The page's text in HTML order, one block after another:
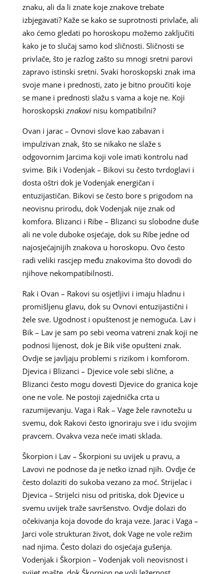
znaku, ali da li znate koje znakove trebate
izbjegavati? Kaže se kako se suprotnosti privlače, ali
ako ćemo gledati po horoskopu možemo zaključiti
kako je to slučaj samo kod sličnosti. Sličnosti se
privlače, što je razlog zašto su mnogi sretni parovi
zapravo istinski sretni. Svaki horoskopski znak ima
svoje mane i prednosti, zato je bitno proučiti koje
se mane i prednosti slažu s vama a koje ne. Koji
horoskopskiznakovinisu kompatibilni?
Ovan i jarac – Ovnovi slove kao zabavan i
impulzivan znak, što se nikako ne slaže s
odgovornim Jarcima koji vole imati kontrolu nad
svime. Bik i Vodenjak – Bikovi su često tvrdoglavi i
dosta oštri dok je Vodenjak energičan i
entuzijastičan. Bikovi se često bore s prigodom na
neovisnu prirodu, dok Vodenjak nije znak od
komfora. Blizanci i Ribe – Blizanci su slobodne duše
ali ne vole duboke osjećaje, dok su Ribe jedne od
najosjećajnijih znakova u horoskopu. Ovo često
radi veliki rascjep među znakovima što dovodi do
njihove nekompatibilnosti.
Rak i Ovan – Rakovi su osjetljivi i imaju hladnu i
promišljenu glavu, dok su Ovnovi entuzijastični i
žele sve. Ugodnost i opuštenost je nemoguća. Lav i
Bik – Lav je sam po sebi veoma vatreni znak koji ne
podnosi lijenost, dok je Bik više opušteni znak.
Ovdje se javljaju problemi s rizikom i komforom.
Djevica i Blizanci – Djevice vole sebi slične, a
Blizanci često mogu dovesti Djevice do granica koje
one ne vole. Ne postoji zajednička crta u
razumijevanju. Vaga i Rak – Vage žele ravnotežu u
svemu, dok Rakovi često ignoriraju sve i idu svojim
pravcem. Ovakva veza neće imati sklada.
Škorpion i Lav – Škorpioni su uvijek u pravu, a
Lavovi ne podnose da je netko iznad njih. Ovdje će
često dolaziti do sukoba vezano za moć. Strijelac i
Djevica – Strijelci nisu od pritiska, dok Djevice u
svemu uvijek traže savršenstvo. Ovdje dolazi do
očekivanja koja dovode do kraja veze. Jarac i Vaga –
Jarci vole strukturan život, dok Vage ne vole režim
nad njima. Često dolazi do osjećaja gušenja.
Vodenjak i Škorpion – Vodenjak voli neovisnost i